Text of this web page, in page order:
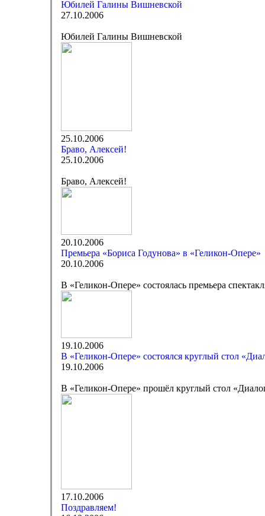
Юбилей Галины Вишневской
27.10.2006
Юбилей Галины Вишневской
25.10.2006
Браво, Алексей!
25.10.2006
Браво, Алексей!
20.10.2006
Премьера «Бориса Годунова» в «Геликон-Опере»
20.10.2006
В «Геликон-Опере» состоялась премьера
19.10.2006
В «Геликон-Опере» состоялся круглый стол
19.10.2006
В «Геликон-Опере» прошёл круглый стол
17.10.2006
Поздравляем!